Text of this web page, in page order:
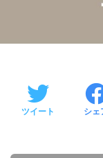
ツイート シェ